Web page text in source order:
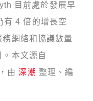
目前處於發展早
4 倍的增長空
網絡和協議數量
。本文源自
，由深潮 整理、編